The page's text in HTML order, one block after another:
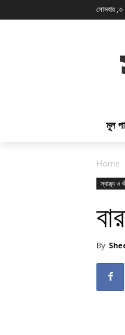
সোমবার
মূল
Home
স্বাস্থ্য ও
By